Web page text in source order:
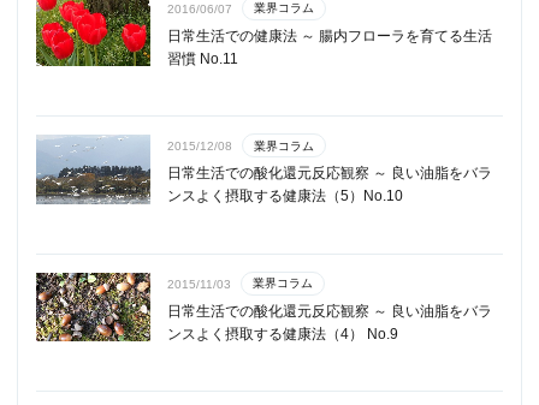
2016/06/07 業界コラム
日常生活での健康法 ～ 腸内フローラを育てる生活
習慣 No.11
2015/12/08 業界コラム
日常生活での酸化還元反応観察 ～ 良い油脂をバラ
ンスよく摂取する健康法（5）No.10
2015/11/03 業界コラム
日常生活での酸化還元反応観察 ～ 良い油脂をバラ
ンスよく摂取する健康法（4） No.9